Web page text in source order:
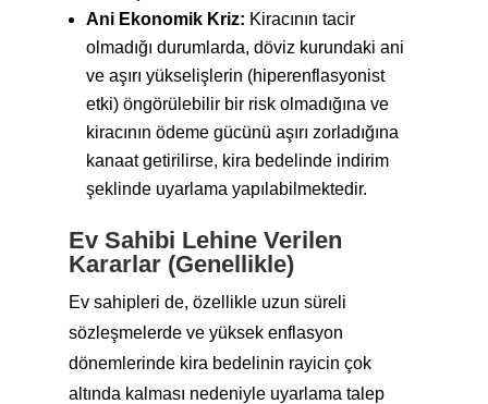
Ani Ekonomik Kriz: Kiracının tacir
olmadığı durumlarda, döviz kurundaki ani
ve aşırı yükselişlerin (hiperenflasyonist
etki) öngörülebilir bir risk olmadığına ve
kiracının ödeme gücünü aşırı zorladığına
kanaat getirilirse, kira bedelinde indirim
şeklinde uyarlama yapılabilmektedir.
Ev Sahibi Lehine Verilen
Kararlar (Genellikle)
Ev sahipleri de, özellikle uzun süreli
sözleşmelerde ve yüksek enflasyon
dönemlerinde kira bedelinin rayicin çok
altında kalması nedeniyle uyarlama talep